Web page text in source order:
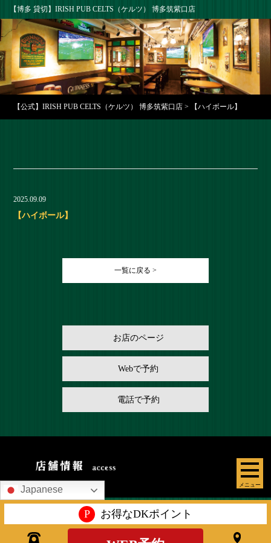
【博多 貸切】IRISH PUB CELTS（ケルツ） 博多筑紫口店
メニュー
【公式】IRISH PUB CELTS（ケルツ） 博多筑紫口店 > 【ハイボール】
2025.09.09
【ハイボール】
一覧に戻る >
お店のページ
Webで予約
電話で予約
Japanese
P お得なDKポイント